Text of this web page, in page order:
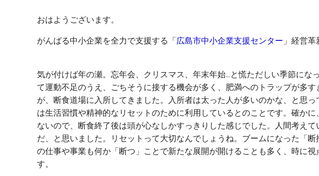
おはようございます。
がんばる中小企業を全力で支援する「広島市中小企業支援センター 」経営革
気が付けば年の瀬。忘年会、クリスマス、年末年始...と慌ただしい季節にな
て運動不足のうえ、ごちそうに接する機会が多く、肥満へのトラップが多
が、断食道場に入所してきました。入所者は太った人が多いのかな、と思
は生活習慣や精神的なリセットのために利用しているとのことです。確か
ないので、断食終了後は頭が心なしかすっきりした感じでした。人間考え
だ、と思いました。リセットって大切なんでしょうね。ブームになった「
の仕事や事業も何か「断つ」ことで新たな展開が開けることも多く、時に
す。